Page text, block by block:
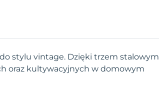
stylu vintage. Dzięki trzem stalowym
oraz kultywacyjnych w domowym